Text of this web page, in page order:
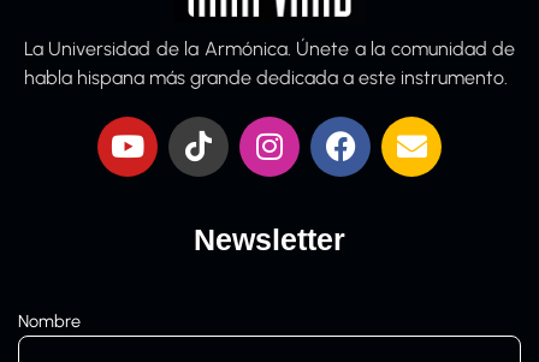
clientes
La Universidad de la Armónica. Únete a la comunidad de
habla hispana más grande dedicada a este instrumento.
Newsletter
Nombre